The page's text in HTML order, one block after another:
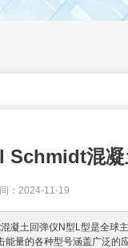
Schmidt混凝
：2024-11-19
凝土回弹仪N型L型是全球
能量的各种型号涵盖广泛的